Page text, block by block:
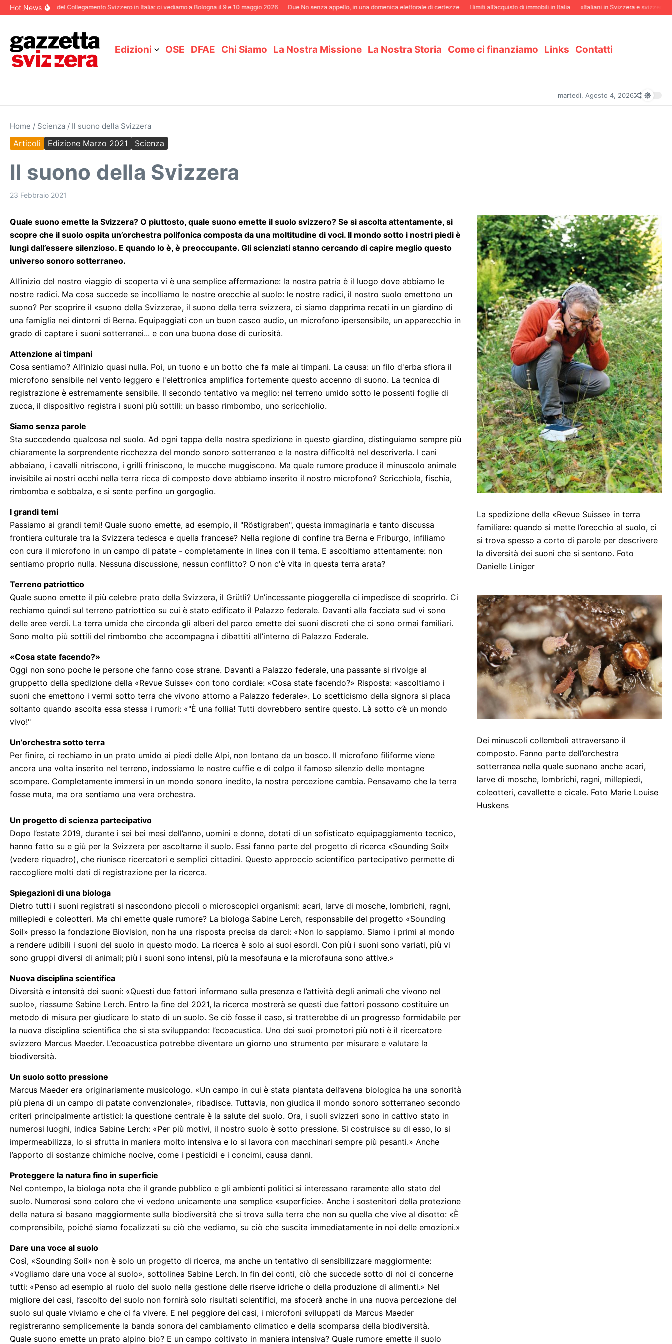
Salta al contenuto
Hot News
Congresso del Collegamento Svizzero in Italia: ci vediamo a Bologna il 9 e 10 maggio 2026 Due No senza appello, in una domenica elettorale di certezze I limiti all’acquisto di immobili in Italia «Italiani in Svizzera e svizzeri in Italia
Edizioni OSE DFAE Chi Siamo La Nostra Missione La Nostra Storia Come ci finanziamo Links Contatti
martedì, Agosto 4, 2026
Home / Scienza / Il suono della Svizzera
Articoli Edizione Marzo 2021 Scienza
Il suono della Svizzera
23 Febbraio 2021
Quale suono emette la Svizzera? O piuttosto, quale suono emette il suolo svizzero? Se si ascolta attentamente, si
scopre che il suolo ospita un’orchestra polifonica composta da una moltitudine di voci. Il mondo sotto i nostri piedi è
lungi dall’essere silenzioso. E quando lo è, è preoccupante. Gli scienziati stanno cercando di capire meglio questo
universo sonoro sotterraneo.
All’inizio del nostro viaggio di scoperta vi è una semplice affermazione: la nostra patria è il luogo dove abbiamo le
nostre radici. Ma cosa succede se incolliamo le nostre orecchie al suolo: le nostre radici, il nostro suolo emettono un
suono? Per scoprire il «suono della Svizzera», il suono della terra svizzera, ci siamo dapprima recati in un giardino di
una famiglia nei dintorni di Berna. Equipaggiati con un buon casco audio, un microfono ipersensibile, un apparecchio in
grado di captare i suoni sotterranei... e con una buona dose di curiosità.
Attenzione ai timpani
Cosa sentiamo? All’inizio quasi nulla. Poi, un tuono e un botto che fa male ai timpani. La causa: un filo d'erba sfiora il
microfono sensibile nel vento leggero e l'elettronica amplifica fortemente questo accenno di suono. La tecnica di
registrazione è estremamente sensibile. Il secondo tentativo va meglio: nel terreno umido sotto le possenti foglie di
zucca, il dispositivo registra i suoni più sottili: un basso rimbombo, uno scricchiolio.
Siamo senza parole
Sta succedendo qualcosa nel suolo. Ad ogni tappa della nostra spedizione in questo giardino, distinguiamo sempre più
chiaramente la sorprendente ricchezza del mondo sonoro sotterraneo e la nostra difficoltà nel descriverla. I cani
abbaiano, i cavalli nitriscono, i grilli friniscono, le mucche muggiscono. Ma quale rumore produce il minuscolo animale
invisibile ai nostri occhi nella terra ricca di composto dove abbiamo inserito il nostro microfono? Scricchiola, fischia,
rimbomba e sobbalza, e si sente perfino un gorgoglio.
I grandi temi
Passiamo ai grandi temi! Quale suono emette, ad esempio, il "Röstigraben", questa immaginaria e tanto discussa
frontiera culturale tra la Svizzera tedesca e quella francese? Nella regione di confine tra Berna e Friburgo, infiliamo
con cura il microfono in un campo di patate - completamente in linea con il tema. E ascoltiamo attentamente: non
sentiamo proprio nulla. Nessuna discussione, nessun conflitto? O non c'è vita in questa terra arata?
Terreno patriottico
Quale suono emette il più celebre prato della Svizzera, il Grütli? Un’incessante pioggerella ci impedisce di scoprirlo. Ci
rechiamo quindi sul terreno patriottico su cui è stato edificato il Palazzo federale. Davanti alla facciata sud vi sono
delle aree verdi. La terra umida che circonda gli alberi del parco emette dei suoni discreti che ci sono ormai familiari.
Sono molto più sottili del rimbombo che accompagna i dibattiti all’interno di Palazzo Federale.
«Cosa state facendo?»
Oggi non sono poche le persone che fanno cose strane. Davanti a Palazzo federale, una passante si rivolge al
gruppetto della spedizione della «Revue Suisse» con tono cordiale: «Cosa state facendo?» Risposta: «ascoltiamo i
suoni che emettono i vermi sotto terra che vivono attorno a Palazzo federale». Lo scetticismo della signora si placa
soltanto quando ascolta essa stessa i rumori: «"È una follia! Tutti dovrebbero sentire questo. Là sotto c’è un mondo
vivo!"
Un’orchestra sotto terra
Per finire, ci rechiamo in un prato umido ai piedi delle Alpi, non lontano da un bosco. Il microfono filiforme viene
ancora una volta inserito nel terreno, indossiamo le nostre cuffie e di colpo il famoso silenzio delle montagne
scompare. Completamente immersi in un mondo sonoro inedito, la nostra percezione cambia. Pensavamo che la terra
fosse muta, ma ora sentiamo una vera orchestra.
Un progetto di scienza partecipativo
Dopo l’estate 2019, durante i sei bei mesi dell’anno, uomini e donne, dotati di un sofisticato equipaggiamento tecnico,
hanno fatto su e giù per la Svizzera per ascoltarne il suolo. Essi fanno parte del progetto di ricerca «Sounding Soil»
(vedere riquadro), che riunisce ricercatori e semplici cittadini. Questo approccio scientifico partecipativo permette di
raccogliere molti dati di registrazione per la ricerca.
Spiegazioni di una biologa
Dietro tutti i suoni registrati si nascondono piccoli o microscopici organismi: acari, larve di mosche, lombrichi, ragni,
millepiedi e coleotteri. Ma chi emette quale rumore? La biologa Sabine Lerch, responsabile del progetto «Sounding
Soil» presso la fondazione Biovision, non ha una risposta precisa da darci: «Non lo sappiamo. Siamo i primi al mondo
a rendere udibili i suoni del suolo in questo modo. La ricerca è solo ai suoi esordi. Con più i suoni sono variati, più vi
sono gruppi diversi di animali; più i suoni sono intensi, più la mesofauna e la microfauna sono attive.»
Nuova disciplina scientifica
Diversità e intensità dei suoni: «Questi due fattori informano sulla presenza e l’attività degli animali che vivono nel
suolo», riassume Sabine Lerch. Entro la fine del 2021, la ricerca mostrerà se questi due fattori possono costituire un
metodo di misura per giudicare lo stato di un suolo. Se ciò fosse il caso, si tratterebbe di un progresso formidabile per
la nuova disciplina scientifica che si sta sviluppando: l’ecoacustica. Uno dei suoi promotori più noti è il ricercatore
svizzero Marcus Maeder. L’ecoacustica potrebbe diventare un giorno uno strumento per misurare e valutare la
biodiversità.
Un suolo sotto pressione
Marcus Maeder era originariamente musicologo. «Un campo in cui è stata piantata dell’avena biologica ha una sonorità
più piena di un campo di patate convenzionale», ribadisce. Tuttavia, non giudica il mondo sonoro sotterraneo secondo
criteri principalmente artistici: la questione centrale è la salute del suolo. Ora, i suoli svizzeri sono in cattivo stato in
numerosi luoghi, indica Sabine Lerch: «Per più motivi, il nostro suolo è sotto pressione. Si costruisce su di esso, lo si
impermeabilizza, lo si sfrutta in maniera molto intensiva e lo si lavora con macchinari sempre più pesanti.» Anche
l’apporto di sostanze chimiche nocive, come i pesticidi e i concimi, causa danni.
Proteggere la natura fino in superficie
Nel contempo, la biologa nota che il grande pubblico e gli ambienti politici si interessano raramente allo stato del
suolo. Numerosi sono coloro che vi vedono unicamente una semplice «superficie». Anche i sostenitori della protezione
della natura si basano maggiormente sulla biodiversità che si trova sulla terra che non su quella che vive al disotto: «È
comprensibile, poiché siamo focalizzati su ciò che vediamo, su ciò che suscita immediatamente in noi delle emozioni.»
Dare una voce al suolo
Così, «Sounding Soil» non è solo un progetto di ricerca, ma anche un tentativo di sensibilizzare maggiormente:
«Vogliamo dare una voce al suolo», sottolinea Sabine Lerch. In fin dei conti, ciò che succede sotto di noi ci concerne
tutti: «Penso ad esempio al ruolo del suolo nella gestione delle riserve idriche o della produzione di alimenti.» Nel
migliore dei casi, l’ascolto del suolo non fornirà solo risultati scientifici, ma sfocerà anche in una nuova percezione del
suolo sul quale viviamo e che ci fa vivere. E nel peggiore dei casi, i microfoni sviluppati da Marcus Maeder
registreranno semplicemente la banda sonora del cambiamento climatico e della scomparsa della biodiversità.
Quale suono emette un prato alpino bio? E un campo coltivato in maniera intensiva? Quale rumore emette il suolo
La spedizione della «Revue Suisse» in terra
familiare: quando si mette l’orecchio al suolo, ci
si trova spesso a corto di parole per descrivere
la diversità dei suoni che si sentono. Foto
Danielle Liniger
Dei minuscoli collemboli attraversano il
composto. Fanno parte dell’orchestra
sotterranea nella quale suonano anche acari,
larve di mosche, lombrichi, ragni, millepiedi,
coleotteri, cavallette e cicale. Foto Marie Louise
Huskens